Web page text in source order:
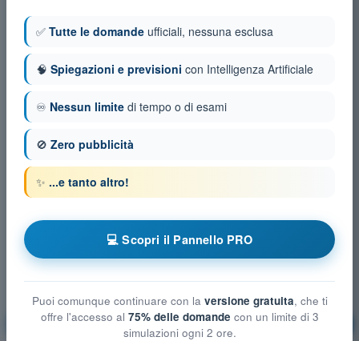
Regolamentazione Aeronautica Allenamento!
✅ Tutte le domande ufficiali, nessuna esclusa
🧠 Spiegazioni e previsioni con Intelligenza Artificiale
♾️ Nessun limite di tempo o di esami
🚫 Zero pubblicità
✨ ...e tanto altro!
💻 Scopri il Pannello PRO
Puoi comunque continuare con la versione gratuita, che ti
offre l'accesso al 75% delle domande con un limite di 3
simulazioni ogni 2 ore.